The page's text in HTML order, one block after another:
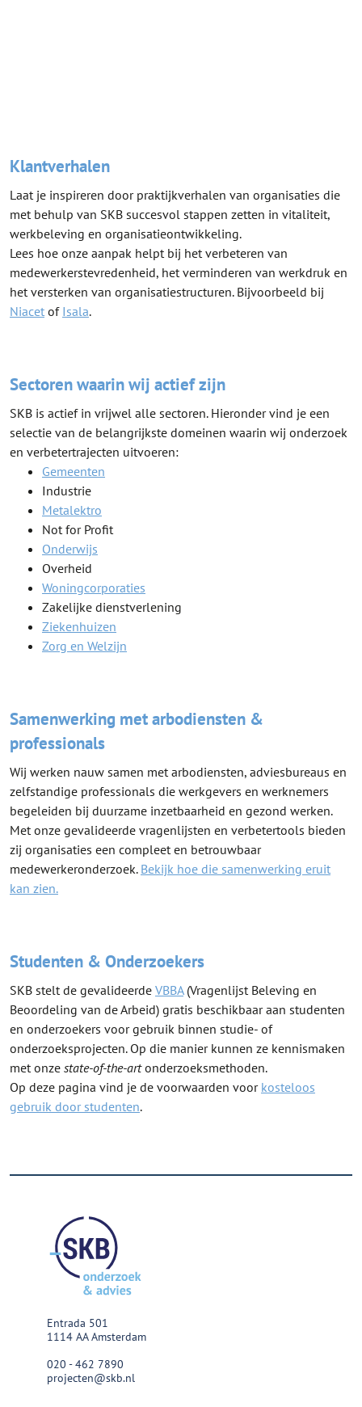
Klantverhalen
Laat je inspireren door praktijkverhalen van organisaties die
met behulp van SKB succesvol stappen zetten in vitaliteit,
werkbeleving en organisatieontwikkeling.
Lees hoe onze aanpak helpt bij het verbeteren van
medewerkerstevredenheid, het verminderen van werkdruk en
het versterken van organisatiestructuren. Bijvoorbeeld bij
Niacet of Isala.
Sectoren waarin wij actief zijn
SKB is actief in vrijwel alle sectoren. Hieronder vind je een
selectie van de belangrijkste domeinen waarin wij onderzoek
en verbetertrajecten uitvoeren:
Gemeenten
Industrie
Metalektro
Not for Profit
Onderwijs
Overheid
Woningcorporaties
Zakelijke dienstverlening
Ziekenhuizen
Zorg en Welzijn
Samenwerking met arbodiensten &
professionals
Wij werken nauw samen met arbodiensten, adviesbureaus en
zelfstandige professionals die werkgevers en werknemers
begeleiden bij duurzame inzetbaarheid en gezond werken.
Met onze gevalideerde vragenlijsten en verbetertools bieden
zij organisaties een compleet en betrouwbaar
medewerkeronderzoek. Bekijk hoe die samenwerking eruit
kan zien.
Studenten & Onderzoekers
SKB stelt de gevalideerde VBBA(Vragenlijst Beleving en
Beoordeling van de Arbeid) gratis beschikbaar aan studenten
en onderzoekers voor gebruik binnen studie- of
onderzoeksprojecten. Op die manier kunnen ze kennismaken
met onze state-of-the-artonderzoeksmethoden.
Op deze pagina vind je de voorwaarden voor kosteloos
gebruik door studenten.
Entrada 501
1114 AA Amsterdam
020 - 462 7890
projecten@skb.nl